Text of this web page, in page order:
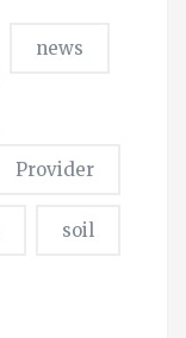
news
Provider
soil